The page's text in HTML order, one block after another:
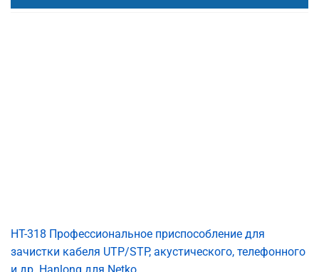
HT-318 Профессиональное приспособление для
зачистки кабеля UTP/STP, акустического, телефонного